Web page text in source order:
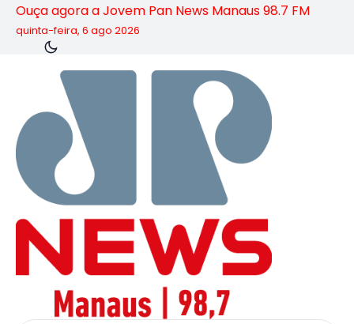
Ouça agora a Jovem Pan News Manaus 98.7 FM
quinta-feira, 6 ago 2026